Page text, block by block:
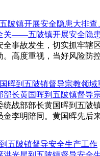
镇开展安全隐患大排查
全事故发生，切实抓牢辖
高度重视，当好风险防
晖到五陂镇督导宗教领域
统战部部长黄国晖到五陂
金李明陪同。黄国晖先后
五陂镇督导安全生产工作